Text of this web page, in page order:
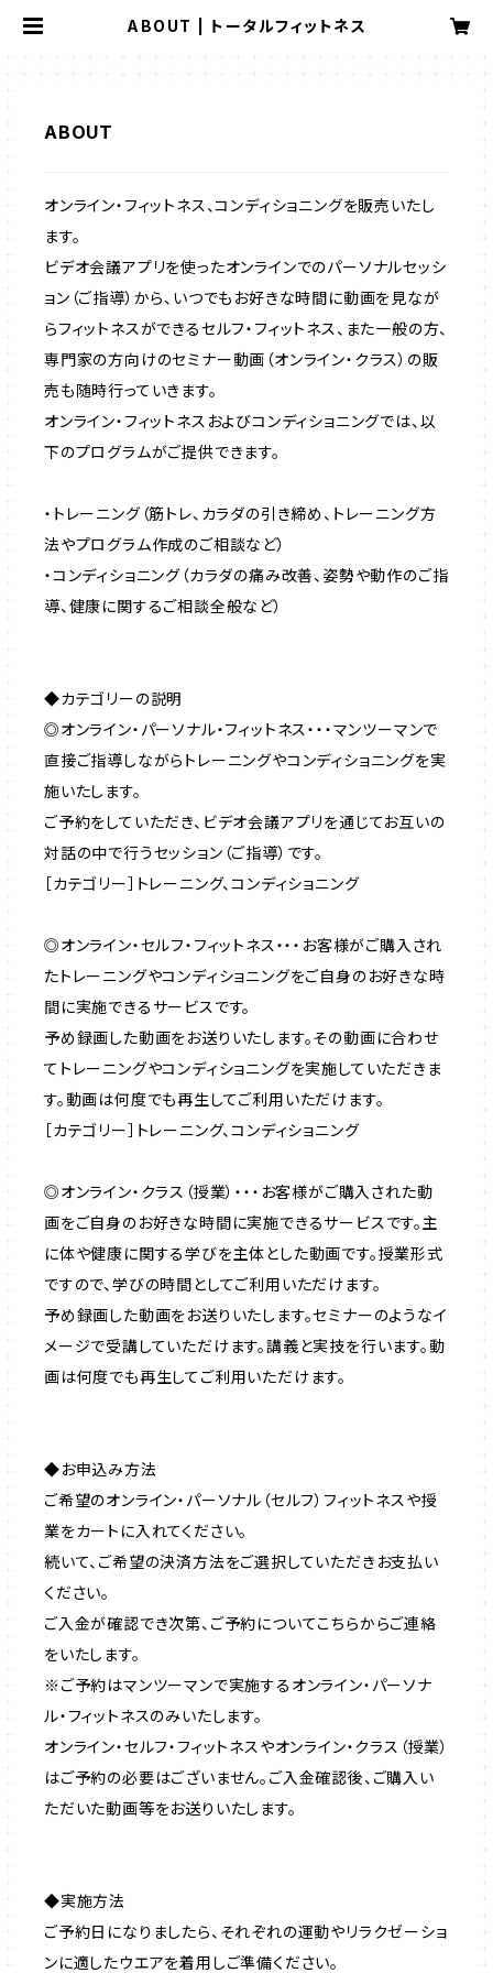
ABOUT | トータルフィットネス
ABOUT
オンライン・フィットネス、コンディショニングを販売いたし
ます。
ビデオ会議アプリを使ったオンラインでのパーソナルセッシ
ョン（ご指導）から、いつでもお好きな時間に動画を見なが
らフィットネスができるセルフ・フィットネス、また一般の方、
専門家の方向けのセミナー動画（オンライン・クラス）の販
売も随時行っていきます。
オンライン・フィットネスおよびコンディショニングでは、以
下のプログラムがご提供できます。
・トレーニング（筋トレ、カラダの引き締め、トレーニング方
法やプログラム作成のご相談など）
・コンディショニング（カラダの痛み改善、姿勢や動作のご指
導、健康に関するご相談全般など）
◆カテゴリーの説明
◎オンライン・パーソナル・フィットネス・・・マンツーマンで
直接ご指導しながらトレーニングやコンディショニングを実
施いたします。
ご予約をしていただき、ビデオ会議アプリを通じてお互いの
対話の中で行うセッション（ご指導）です。
［カテゴリー］トレーニング、コンディショニング
◎オンライン・セルフ・フィットネス・・・お客様がご購入され
たトレーニングやコンディショニングをご自身のお好きな時
間に実施できるサービスです。
予め録画した動画をお送りいたします。その動画に合わせ
てトレーニングやコンディショニングを実施していただきま
す。動画は何度でも再生してご利用いただけます。
［カテゴリー］トレーニング、コンディショニング
◎オンライン・クラス（授業）・・・お客様がご購入された動
画をご自身のお好きな時間に実施できるサービスです。主
に体や健康に関する学びを主体とした動画です。授業形式
ですので、学びの時間としてご利用いただけます。
予め録画した動画をお送りいたします。セミナーのようなイ
メージで受講していただけます。講義と実技を行います。動
画は何度でも再生してご利用いただけます。
◆お申込み方法
ご希望のオンライン・パーソナル（セルフ）フィットネスや授
業をカートに入れてください。
続いて、ご希望の決済方法をご選択していただきお支払い
ください。
ご入金が確認でき次第、ご予約についてこちらからご連絡
をいたします。
※ご予約はマンツーマンで実施するオンライン・パーソナ
ル・フィットネスのみいたします。
オンライン・セルフ・フィットネスやオンライン・クラス（授業）
はご予約の必要はございません。ご入金確認後、ご購入い
ただいた動画等をお送りいたします。
◆実施方法
ご予約日になりましたら、それぞれの運動やリラクゼーショ
ンに適したウエアを着用しご準備ください。